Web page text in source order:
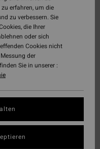
erfahren, um die
zu verbessern. Sie
die Ihrer
oder sich
Cookies nicht
der
Sie in unserer :